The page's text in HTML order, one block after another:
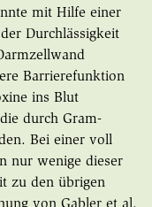
mit Hilfe einer
Durchlässigkeit
Barrierefunktion
ins Blut
durch Gram-
Bei einer voll
nur wenige dieser
zu den übrigen